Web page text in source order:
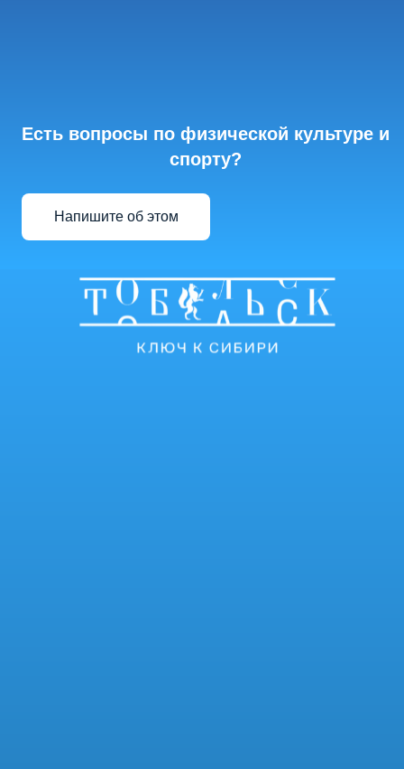
Есть вопросы по физической культуре и
спорту?
Напишите об этом